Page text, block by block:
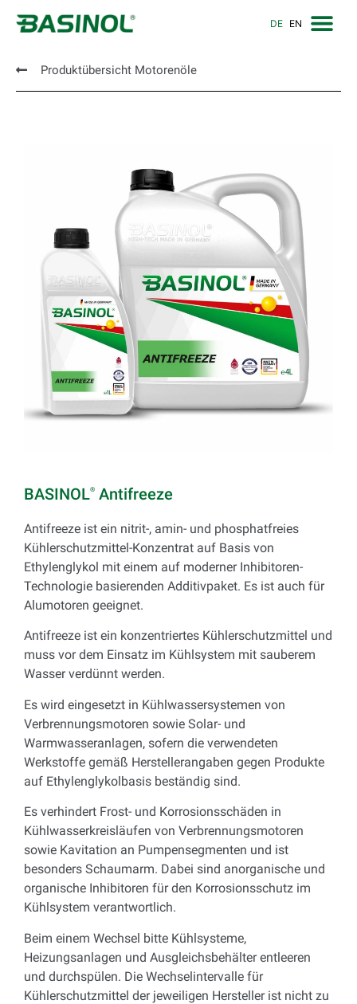
DE EN
Produktübersicht Motorenöle
BASINOL® Antifreeze
Antifreeze ist ein nitrit-, amin- und phosphatfreies
Kühlerschutzmittel-Konzentrat auf Basis von
Ethylenglykol mit einem auf moderner Inhibitoren-
Technologie basierenden Additivpaket. Es ist auch für
Alumotoren geeignet.
Antifreeze ist ein konzentriertes Kühlerschutzmittel und
muss vor dem Einsatz im Kühlsystem mit sauberem
Wasser verdünnt werden.
Es wird eingesetzt in Kühlwassersystemen von
Verbrennungsmotoren sowie Solar- und
Warmwasseranlagen, sofern die verwendeten
Werkstoffe gemäß Herstellerangaben gegen Produkte
auf Ethylenglykolbasis beständig sind.
Es verhindert Frost- und Korrosionsschäden in
Kühlwasserkreisläufen von Verbrennungsmotoren
sowie Kavitation an Pumpensegmenten und ist
besonders Schaumarm. Dabei sind anorganische und
organische Inhibitoren für den Korrosionsschutz im
Kühlsystem verantwortlich.
Beim einem Wechsel bitte Kühlsysteme,
Heizungsanlagen und Ausgleichsbehälter entleeren
und durchspülen. Die Wechselintervalle für
Kühlerschutzmittel der jeweiligen Hersteller ist nicht zu